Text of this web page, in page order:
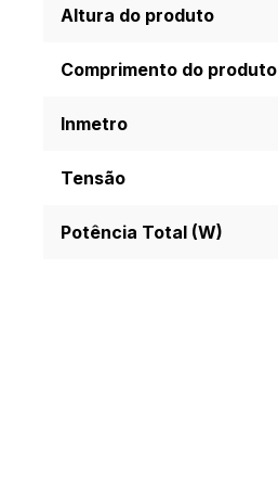
Altura do produto
Comprimento do produto
Inmetro
Tensão
Potência Total (W)